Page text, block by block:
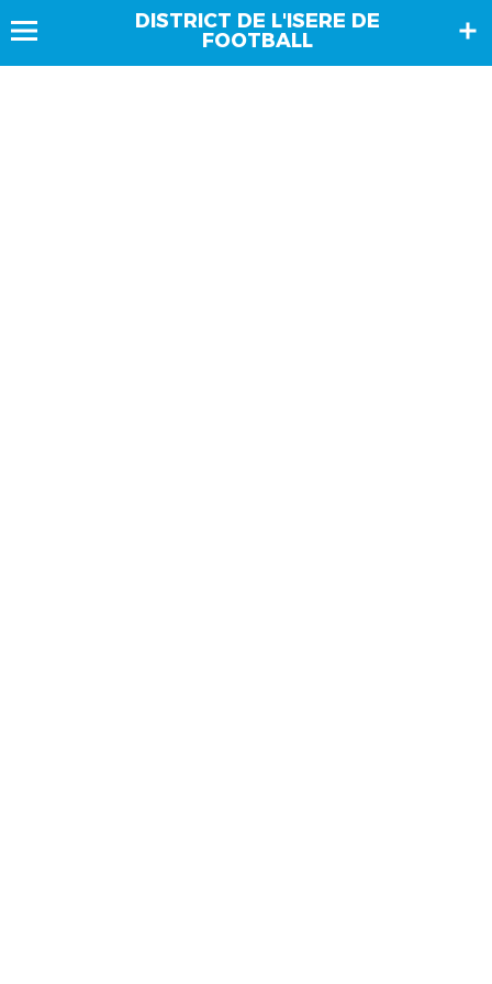
DISTRICT DE L'ISERE DE
FOOTBALL